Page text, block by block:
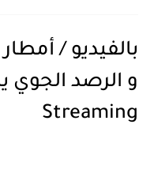
بالفيديو /
Streaming